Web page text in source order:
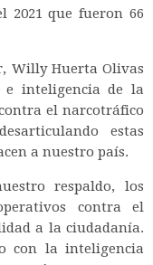
2021 que fueron 66
Willy Huerta Olivas
inteligencia de la
el narcotráfico
estas
a nuestro país.
respaldo, los
contra el
a la ciudadanía.
con la inteligencia